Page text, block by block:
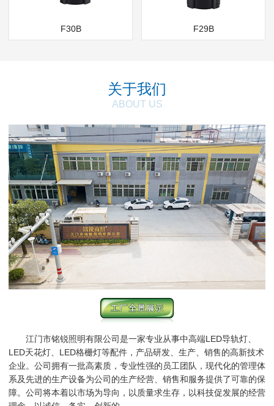
F30B F29B
关于我们
ABOUT US
江门市铭锐照明有限公司是一家专业从事中高端LED导轨灯、
LED天花灯、LED格栅灯等配件，产品研发、生产、销售的高新技术
企业。公司拥有一批高素质，专业性强的员工团队，现代化的管理体
系及先进的生产设备为公司的生产经营、销售和服务提供了可靠的保
障。公司将本着以市场为导向，以质量求生存，以科技促发展的经营